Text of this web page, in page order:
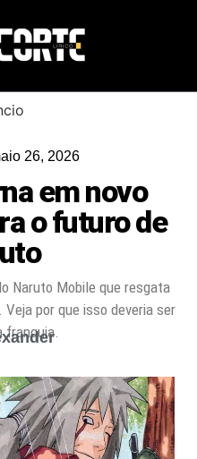
26, 2026
em novo
o futuro de
Naruto Mobile que resgata
por que isso deveria ser
franquia.